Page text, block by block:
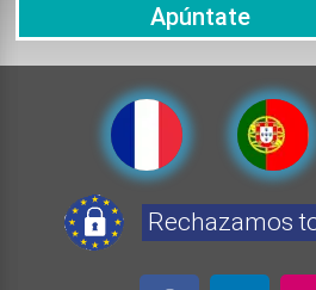
Apúntate
Rechazamos